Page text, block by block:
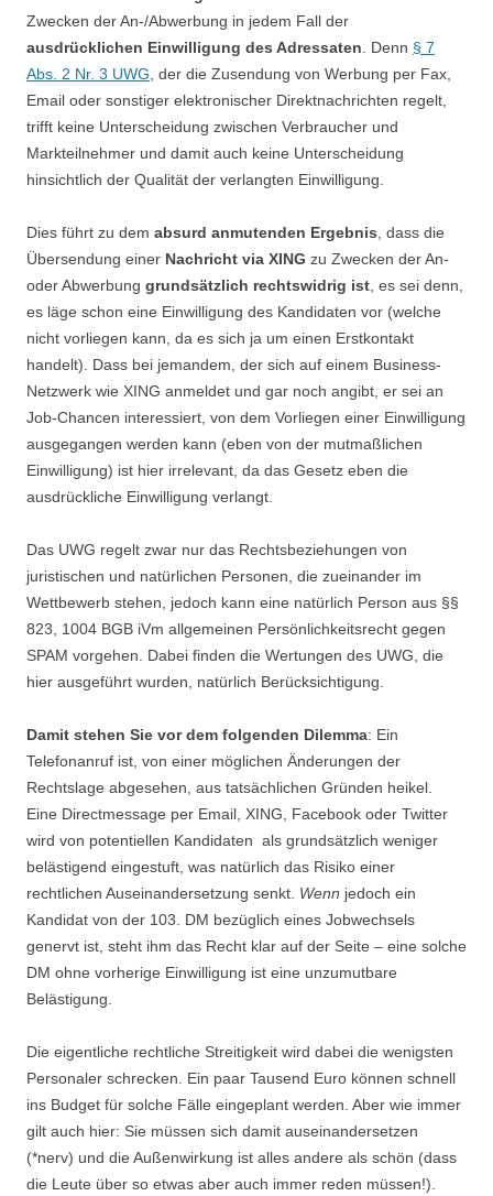
Zwecken der An-/Abwerbung in jedem Fall der
ausdrücklichen Einwilligung des Adressaten . Denn § 7
Abs. 2 Nr. 3 UWG , der die Zusendung von Werbung per Fax,
Email oder sonstiger elektronischer Direktnachrichten regelt,
trifft keine Unterscheidung zwischen Verbraucher und
Markteilnehmer und damit auch keine Unterscheidung
hinsichtlich der Qualität der verlangten Einwilligung.
Dies führt zu dem absurd anmutenden Ergebnis , dass die
Übersendung einer Nachricht via XING zu Zwecken der An-
oder Abwerbung grundsätzlich rechtswidrig ist , es sei denn,
es läge schon eine Einwilligung des Kandidaten vor (welche
nicht vorliegen kann, da es sich ja um einen Erstkontakt
handelt). Dass bei jemandem, der sich auf einem Business-
Netzwerk wie XING anmeldet und gar noch angibt, er sei an
Job-Chancen interessiert, von dem Vorliegen einer Einwilligung
ausgegangen werden kann (eben von der mutmaßlichen
Einwilligung) ist hier irrelevant, da das Gesetz eben die
ausdrückliche Einwilligung verlangt.
Das UWG regelt zwar nur das Rechtsbeziehungen von
juristischen und natürlichen Personen, die zueinander im
Wettbewerb stehen, jedoch kann eine natürlich Person aus §§
823, 1004 BGB iVm allgemeinen Persönlichkeitsrecht gegen
SPAM vorgehen. Dabei finden die Wertungen des UWG, die
hier ausgeführt wurden, natürlich Berücksichtigung.
Damit stehen Sie vor dem folgenden Dilemma: Ein
Telefonanruf ist, von einer möglichen Änderungen der
Rechtslage abgesehen, aus tatsächlichen Gründen heikel.
Eine Directmessage per Email, XING, Facebook oder Twitter
wird von potentiellen Kandidaten als grundsätzlich weniger
belästigend eingestuft, was natürlich das Risiko einer
rechtlichen Auseinandersetzung senkt. Wenn jedoch ein
Kandidat von der 103. DM bezüglich eines Jobwechsels
genervt ist, steht ihm das Recht klar auf der Seite – eine solche
DM ohne vorherige Einwilligung ist eine unzumutbare
Belästigung.
Die eigentliche rechtliche Streitigkeit wird dabei die wenigsten
Personaler schrecken. Ein paar Tausend Euro können schnell
ins Budget für solche Fälle eingeplant werden. Aber wie immer
gilt auch hier: Sie müssen sich damit auseinandersetzen
(*nerv) und die Außenwirkung ist alles andere als schön (dass
die Leute über so etwas aber auch immer reden müssen!).